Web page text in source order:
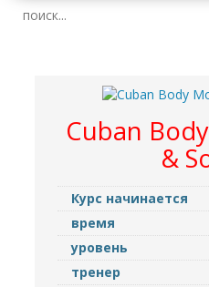
Cuban
&
Курс начинается
время
уровень
тренер